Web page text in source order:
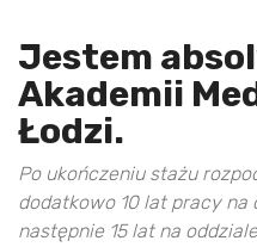
Jestem
Akademii
Łodzi.
Po ukończeniu stażu
dodatkowo 10 lat pracy na
następnie 15 lat na